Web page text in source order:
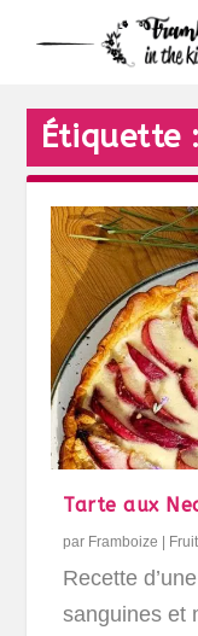
Étiquette :
Tarte aux
par Framboize |
Recette
sanguines et